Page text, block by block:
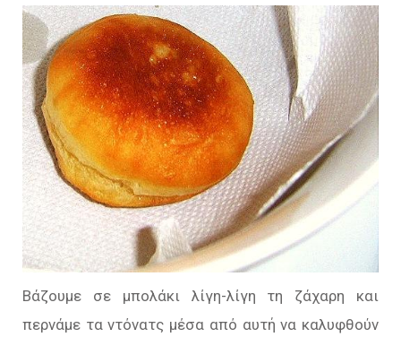
Βάζουμε σε μπολάκι λίγη-λίγη τη ζάχαρη και
περνάμε τα ντόνατς μέσα από αυτή να καλυφθούν